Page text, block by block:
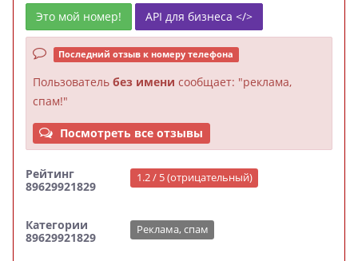
Это мой номер! API для бизнеса </>
Последний отзыв к номеру телефона
Пользователь без имени сообщает: "реклама,
спам!"
Посмотреть все отзывы
Рейтинг
89629921829
1.2 / 5 (отрицательный)
Категории
89629921829
Реклама, спам